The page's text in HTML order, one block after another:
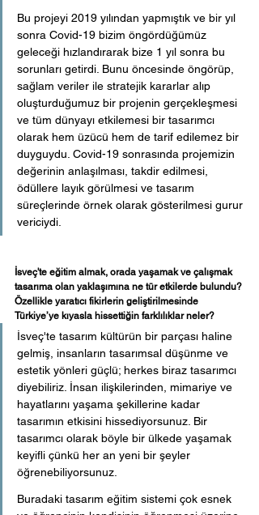
Bu projeyi 2019 yılından yapmıştık ve bir yıl
sonra Covid-19 bizim öngördüğümüz
geleceği hızlandırarak bize 1 yıl sonra bu
sorunları getirdi. Bunu öncesinde öngörüp,
sağlam veriler ile stratejik kararlar alıp
oluşturduğumuz bir projenin gerçekleşmesi
ve tüm dünyayı etkilemesi bir tasarımcı
olarak hem üzücü hem de tarif edilemez bir
duyguydu. Covid-19 sonrasında projemizin
değerinin anlaşılması, takdir edilmesi,
ödüllere layık görülmesi ve tasarım
süreçlerinde örnek olarak gösterilmesi gurur
vericiydi.
İsveç'te eğitim almak, orada yaşamak ve çalışmak
tasarıma olan yaklaşımına ne tür etkilerde bulundu?
Özellikle yaratıcı fikirlerin geliştirilmesinde
Türkiye’ye kıyasla hissettiğin farklılıklar neler?
İsveç'te tasarım kültürün bir parçası haline
gelmiş, insanların tasarımsal düşünme ve
estetik yönleri güçlü; herkes biraz tasarımcı
diyebiliriz. İnsan ilişkilerinden, mimariye ve
hayatlarını yaşama şekillerine kadar
tasarımın etkisini hissediyorsunuz. Bir
tasarımcı olarak böyle bir ülkede yaşamak
keyifli çünkü her an yeni bir şeyler
öğrenebiliyorsunuz.
Buradaki tasarım eğitim sistemi çok esnek